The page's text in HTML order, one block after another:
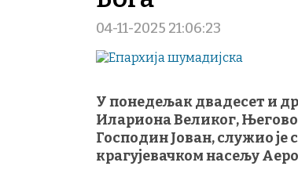
04-11-2025 21:06:23
У понедељак двадесет и
Илариона Великог,
Господин Јован, служио је
крагујевачком насељу